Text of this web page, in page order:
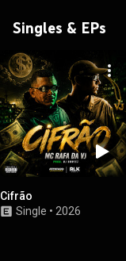
Singles & EPs
Cifrão
Single • 2026